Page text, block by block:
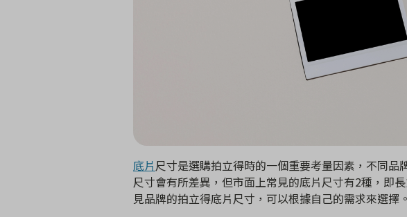
底片尺寸是選購拍立得時的一個重要考量因素，不同品
尺寸會有所差異，但市面上常見的底片尺寸有2種，即
見品牌的拍立得底片尺寸，可以根據自己的需求來選擇。